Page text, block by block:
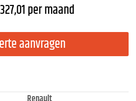
per maand
aanvragen